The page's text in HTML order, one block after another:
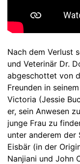
Nach dem Verlust
und Veterinär Dr.
abgeschottet von
Freunden in
Victoria (Jessie
er, sein Anwesen
junge Frau zu
unter anderem der
Eisbär (in der
Nanjiani und John